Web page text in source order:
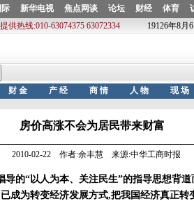
房价高涨不会为居民带来财富
2010-02-22 作者:余丰慧 来源:中华工商时报
导的“以人为本、关注民生”的指导思想背
成为转变经济发展方式,把我国经济真正转